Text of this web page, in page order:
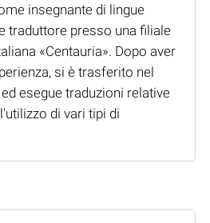
insegnante di lingue
traduttore presso una filiale
«Centauria». Dopo aver
si è trasferito nel
esegue traduzioni relative
di vari tipi di